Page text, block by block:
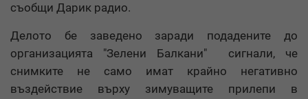
съобщи Дарик радио.
Делото бе заведено заради подадените до
организацията "Зелени Балкани" сигнали, че
снимките не само имат крайно негативно
въздействие върху зимуващите прилепи в